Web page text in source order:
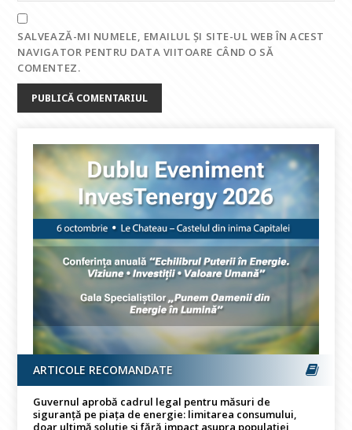
SALVEAZĂ-MI NUMELE, EMAILUL ȘI SITE-UL WEB ÎN ACEST
NAVIGATOR PENTRU DATA VIITOARE CÂND O SĂ
COMENTEZ.
ARTICOLE RECOMANDATE
Guvernul aprobă cadrul legal pentru măsuri de
siguranță pe piața de energie: limitarea consumului,
doar ultimă soluție și fără impact asupra populației